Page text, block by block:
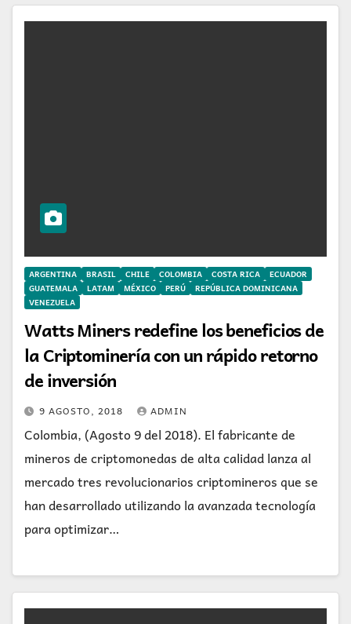
ARGENTINA BRASIL CHILE COLOMBIA COSTA RICA
ECUADOR
GUATEMALA
LATAM MÉXICO PERÚ
REPÚBLICA DOMINICANA
VENEZUELA
Watts Miners redefine los beneficios de
la Criptominería con un rápido retorno
de inversión
9 AGOSTO, 2018 ADMIN
Colombia, (Agosto 9 del 2018). El fabricante de
mineros de criptomonedas de alta calidad lanza al
mercado tres revolucionarios criptomineros que se
han desarrollado utilizando la avanzada tecnología
para optimizar…